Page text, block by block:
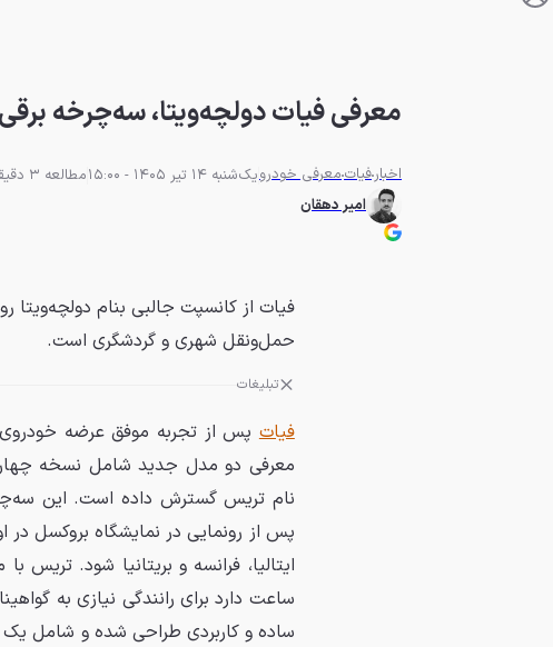
معرفی فیات دولچه‌ویتا، سه‌چرخه
اخبارفیاتمعرفی خودرویک‌شنبه 14 تیر 1405 - 15:00
مطالعه 3 دقیقه
امیر دهقان
فیات از کانسپت جالبی بنام دولچه‌ویتا
حمل‌ونقل شهری و گردشگری است.
تبلیغات
فیاتپس از تجربه موفق عرضه
معرفی دو مدل جدید شامل نسخه
نام تریس گسترش داده است. این
ساعت دارد برای رانندگی نیازی به